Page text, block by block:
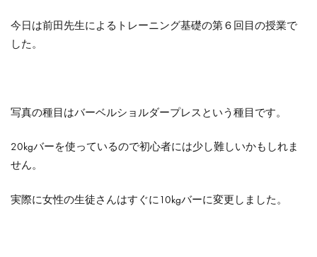
今日は前田先生によるトレーニング基礎の第６回目の授業で
した。
写真の種目はバーベルショルダープレスという種目です。
20kgバーを使っているので初心者には少し難しいかもしれま
せん。
実際に女性の生徒さんはすぐに10kgバーに変更しました。